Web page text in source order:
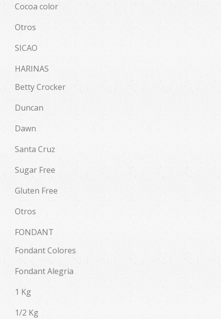
Cocoa color
Otros
SICAO
HARINAS
Betty Crocker
Duncan
Dawn
Santa Cruz
Sugar Free
Gluten Free
Otros
FONDANT
Fondant Colores
Fondant Alegria
1 Kg
1/2 Kg